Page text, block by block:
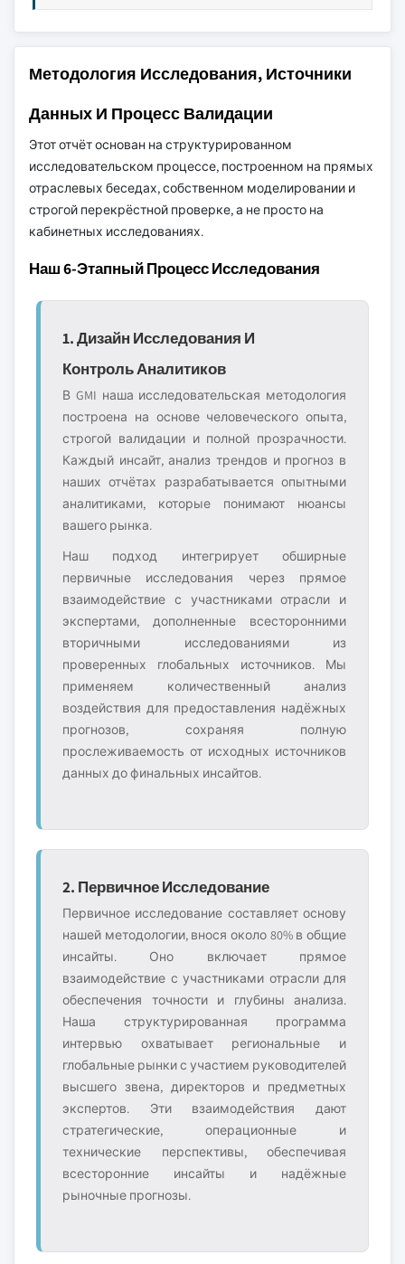
Методология Исследования, Источники
Данных И Процесс Валидации
Этот отчёт основан на структурированном
исследовательском процессе, построенном на прямых
отраслевых беседах, собственном моделировании и
строгой перекрёстной проверке, а не просто на
кабинетных исследованиях.
Наш 6-Этапный Процесс Исследования
1. Дизайн Исследования И
Контроль Аналитиков
В GMI наша исследовательская методология
построена на основе человеческого опыта,
строгой валидации и полной прозрачности.
Каждый инсайт, анализ трендов и прогноз в
наших отчётах разрабатывается опытными
аналитиками, которые понимают нюансы
вашего рынка.
Наш подход интегрирует обширные
первичные исследования через прямое
взаимодействие с участниками отрасли и
экспертами, дополненные всесторонними
вторичными исследованиями из
проверенных глобальных источников. Мы
применяем количественный анализ
воздействия для предоставления надёжных
прогнозов, сохраняя полную
прослеживаемость от исходных источников
данных до финальных инсайтов.
2. Первичное Исследование
Первичное исследование составляет основу
нашей методологии, внося около 80% в общие
инсайты. Оно включает прямое
взаимодействие с участниками отрасли для
обеспечения точности и глубины анализа.
Наша структурированная программа
интервью охватывает региональные и
глобальные рынки с участием руководителей
высшего звена, директоров и предметных
экспертов. Эти взаимодействия дают
стратегические, операционные и
технические перспективы, обеспечивая
всесторонние инсайты и надёжные
рыночные прогнозы.